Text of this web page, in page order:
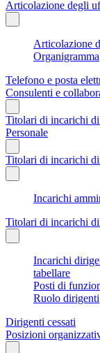
Articolazione degli
Articolazione
Organigramma
Telefono e posta
Consulenti e
Titolari di incarichi
Personale
Titolari di incarichi
Incarichi
Titolari di incarichi
Incarichi
tabellare
Posti di
Ruolo dirigenti
Dirigenti cessati
Posizioni